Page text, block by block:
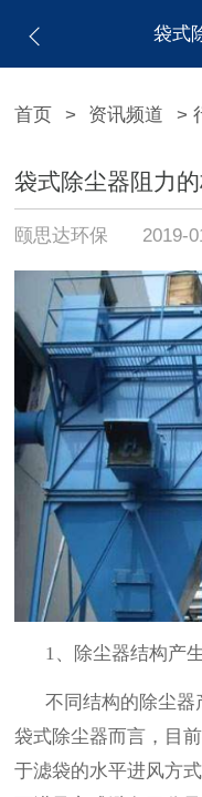
袋式
首页 > 资讯频道 >
袋式除尘器阻力
颐思达环保 2019-
1、除尘器结构产
不同结构的除尘器
袋式除尘器而言，目
于滤袋的水平进风方